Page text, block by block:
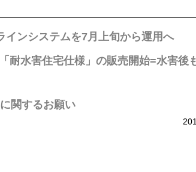
ンシステムを7月上旬から運用へ
耐水害住宅仕様」の販売開始=水害後
関するお願い